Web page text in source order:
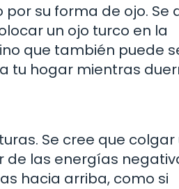
su forma de ojo. Se
un ojo turco en la
que también puede
tu hogar mientras
Se cree que colgar
las energías
hacia arriba, como si